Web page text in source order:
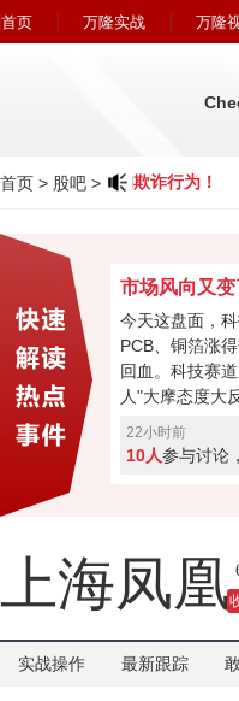
首页 万隆实战 万隆
首页 > 股吧 >
充广州万隆的欺诈行为！
今天这盘面，
PCB、铜箔涨
回血。科技赛
人"大摩态度大
最悲观过去，
购、现金流或
22小时前
10人参与讨论
上海凤凰
实战操作 最新跟踪